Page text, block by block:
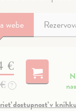
webe
€
?
dostupnosť v